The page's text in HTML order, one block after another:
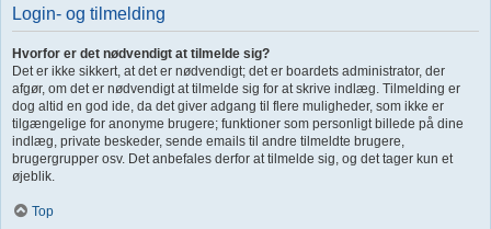
Login- og tilmelding
Hvorfor er det nødvendigt at tilmelde sig?
Det er ikke sikkert, at det er nødvendigt; det er boardets administrator, der
afgør, om det er nødvendigt at tilmelde sig for at skrive indlæg. Tilmelding er
dog altid en god ide, da det giver adgang til flere muligheder, som ikke er
tilgængelige for anonyme brugere; funktioner som personligt billede på dine
indlæg, private beskeder, sende emails til andre tilmeldte brugere,
brugergrupper osv. Det anbefales derfor at tilmelde sig, og det tager kun et
øjeblik.
Top